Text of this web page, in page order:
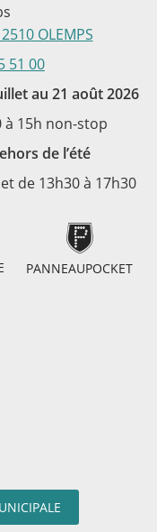
OLEMPS
51 00
au 21 août 2026
15h non-stop
de l’été
de 13h30 à 17h30
PANNEAUPOCKET